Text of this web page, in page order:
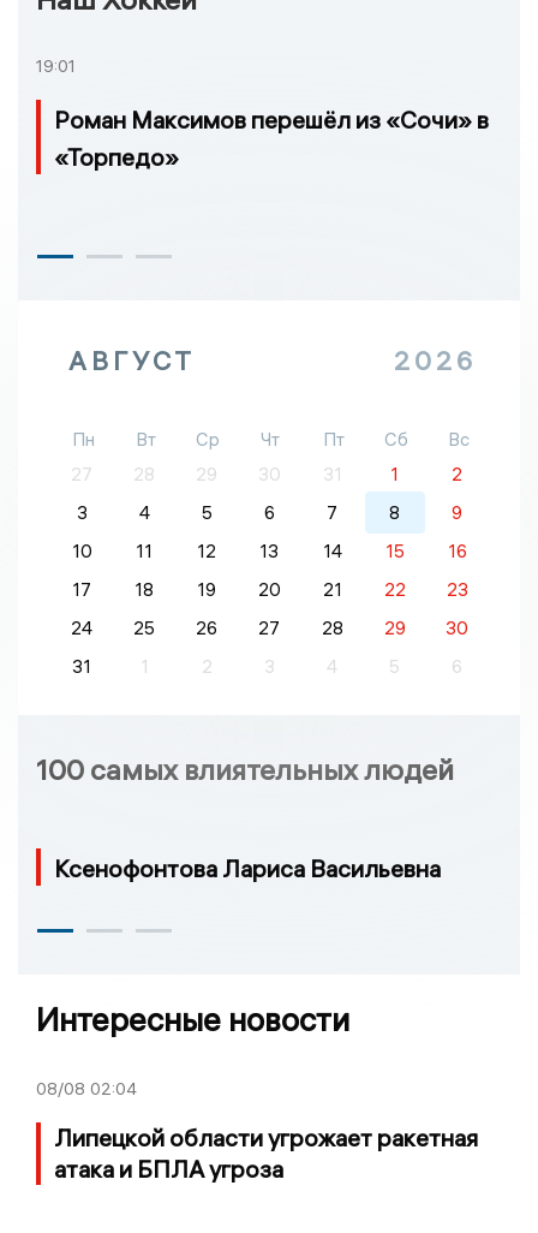
19:01
Роман Максимов перешёл из «Сочи» в
«Торпедо»
АВГУСТ 2026
Пн Вт Ср Чт Пт Сб
Вс
27
28 29 30 31 1
2
3
4 5 6 7 8
9
10
11 12 13 14 15
16
17
18 19 20 21 22
23
24
25 26 27 28 29
30
31
1 2 3 4 5 6
100 самых влиятельных людей
Ксенофонтова Лариса Васильевна
Интересные новости
08/08 02:04
Липецкой области угрожает ракетная
атака и БПЛА угроза